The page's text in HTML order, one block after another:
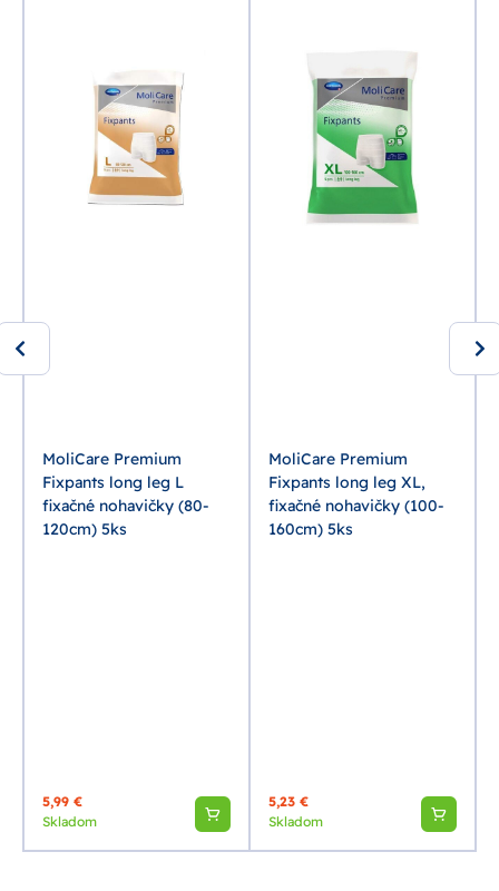
MoliCare Premium
Fixpants long leg L
fixačné nohavičky (80-
120cm) 5ks
5,99 €
Skladom
MoliCare Premium
Fixpants long leg XL,
fixačné nohavičky (100-
160cm) 5ks
5,23 €
Skladom